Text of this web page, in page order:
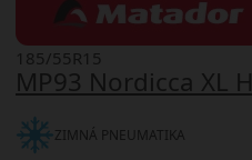
MP93 Nordicca XL H
185/55R15
ZIMNÁ PNEUMATIKA